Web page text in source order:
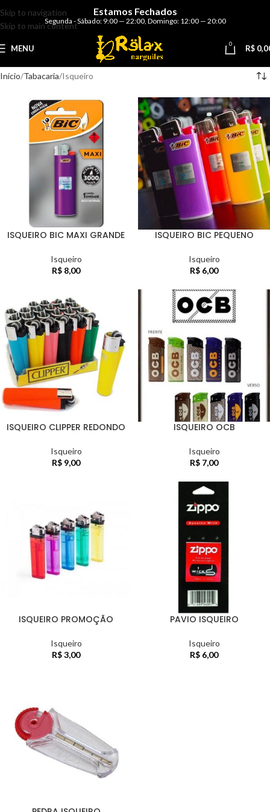
Skip to navigation
Skip to main content
Estamos Fechados
Segunda - Sábado: 9:00 — 22:00, Domingo: 12:00 — 20:00
MENU 0 R$
Início Tabacaria Isqueiro
ISQUEIRO BIC MAXI GRANDE
Isqueiro
R$ 8,00
ISQUEIRO BIC PEQUENO
Isqueiro
R$ 6,00
ISQUEIRO CLIPPER REDONDO
Isqueiro
R$ 9,00
ISQUEIRO OCB
Isqueiro
R$ 7,00
ISQUEIRO PROMOÇÃO
Isqueiro
R$3,00
PAVIO ISQUEIRO
Isqueiro
R$ 6,00